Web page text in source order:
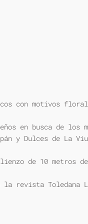
con motivos
en busca de los
y Dulces de La
de 10 metros
Toledana